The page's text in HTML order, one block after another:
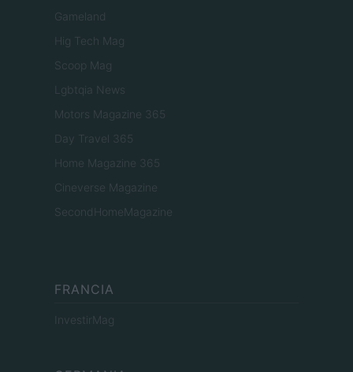
Gameland
Hig Tech Mag
Scoop Mag
Lgbtqia News
Motors Magazine 365
Day Travel 365
Home Magazine 365
Cineverse Magazine
SecondHomeMagazine
FRANCIA
InvestirMag